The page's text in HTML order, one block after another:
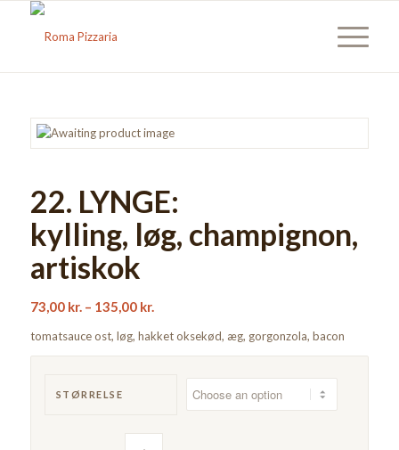
22. LYNGE:
kylling, løg, champignon,
artiskok
73,00 kr.– 135,00 kr.
tomatsauce ost, løg, hakket oksekød, æg, gorgonzola, bacon
STØRRELSE